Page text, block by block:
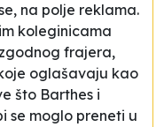
na polje reklama.
koleginicama
frajera,
oglašavaju kao
što Barthes i
se moglo preneti u